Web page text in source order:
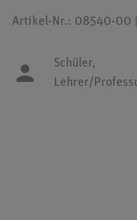
Artikel-Nr.: 08540-00
Schüler,
Lehrer/